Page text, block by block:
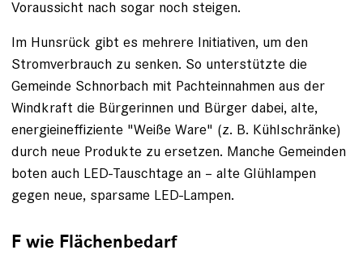
Voraussicht nach sogar noch steigen.
Im Hunsrück gibt es mehrere Initiativen, um den
Stromverbrauch zu senken. So unterstützte die
Gemeinde Schnorbach mit Pachteinnahmen aus der
Windkraft die Bürgerinnen und Bürger dabei, alte,
energieineffiziente "Weiße Ware" (z. B. Kühlschränke)
durch neue Produkte zu ersetzen. Manche Gemeinden
boten auch LED-Tauschtage an – alte Glühlampen
gegen neue, sparsame LED-Lampen.
F wie Flächenbedarf